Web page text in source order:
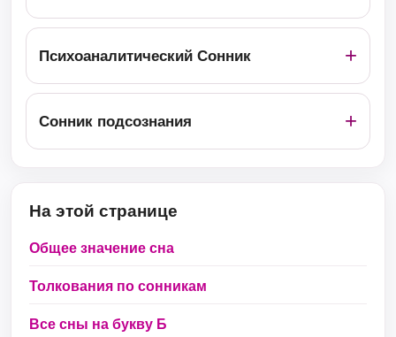
Психоаналитический Сонник
Сонник подсознания
На этой странице
Общее значение сна
Толкования по сонникам
Все сны на букву Б